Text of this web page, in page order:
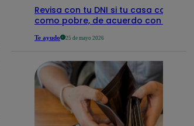
Revisa con tu DNI si tu casa califica
como pobre, de acuerdo con el Sisfoh
Te ayudo 25 de mayo 2026